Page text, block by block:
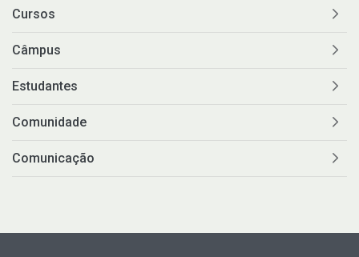
Cursos
Câmpus
Estudantes
Comunidade
Comunicação